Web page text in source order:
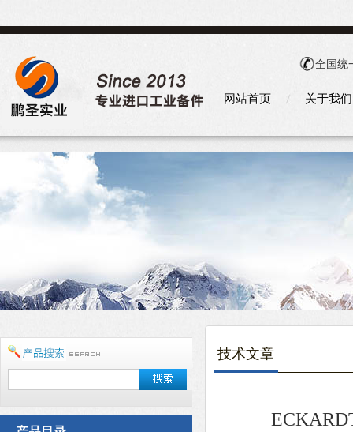
全国统
网站首页 关于我们
技术文章